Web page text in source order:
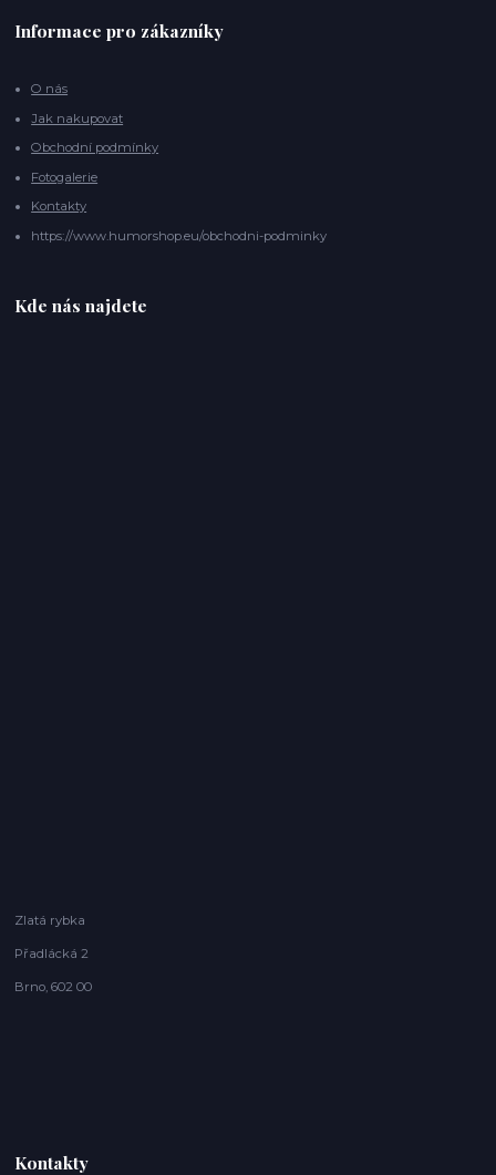
Informace pro zákazníky
O nás
Jak nakupovat
Obchodní podmínky
Fotogalerie
Kontakty
https://www.humorshop.eu/obchodni-podminky
Kde nás najdete
Zlatá rybka
Přadlácká 2
Brno, 602 00
Kontakty